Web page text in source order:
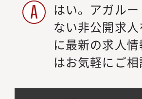
はい。アガル
ない非公開求
に最新の求人
はお気軽にご相